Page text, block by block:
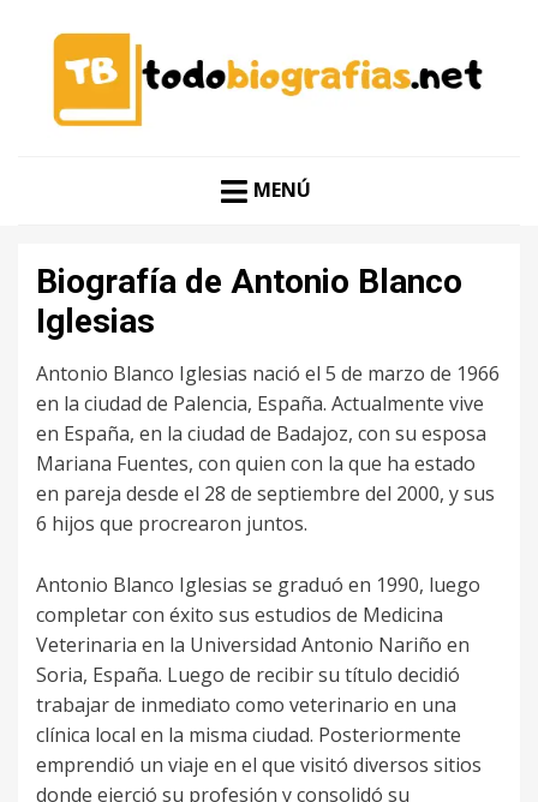
TODO BIOGRAFÍAS
MENÚ
Biografía de Antonio Blanco
Iglesias
Antonio Blanco Iglesias nació el 5 de marzo de 1966
en la ciudad de Palencia, España. Actualmente vive
en España, en la ciudad de Badajoz, con su esposa
Mariana Fuentes, con quien con la que ha estado
en pareja desde el 28 de septiembre del 2000, y sus
6 hijos que procrearon juntos.
Antonio Blanco Iglesias se graduó en 1990, luego
completar con éxito sus estudios de Medicina
Veterinaria en la Universidad Antonio Nariño en
Soria, España. Luego de recibir su título decidió
trabajar de inmediato como veterinario en una
clínica local en la misma ciudad. Posteriormente
emprendió un viaje en el que visitó diversos sitios
donde ejerció su profesión y consolidó su